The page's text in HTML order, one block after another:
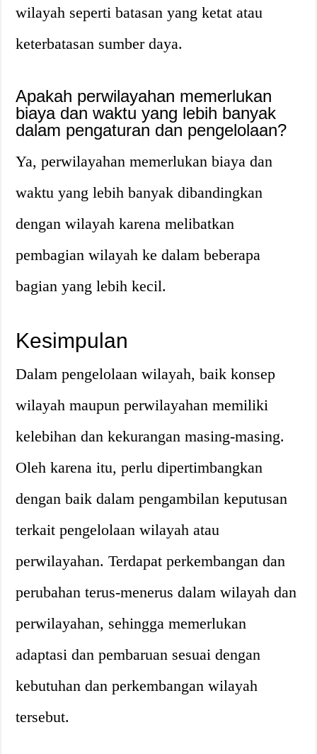
wilayah seperti batasan yang ketat atau
keterbatasan sumber daya.
Apakah perwilayahan memerlukan
biaya dan waktu yang lebih banyak
dalam pengaturan dan pengelolaan?
Ya, perwilayahan memerlukan biaya dan
waktu yang lebih banyak dibandingkan
dengan wilayah karena melibatkan
pembagian wilayah ke dalam beberapa
bagian yang lebih kecil.
Kesimpulan
Dalam pengelolaan wilayah, baik konsep
wilayah maupun perwilayahan memiliki
kelebihan dan kekurangan masing-masing.
Oleh karena itu, perlu dipertimbangkan
dengan baik dalam pengambilan keputusan
terkait pengelolaan wilayah atau
perwilayahan. Terdapat perkembangan dan
perubahan terus-menerus dalam wilayah dan
perwilayahan, sehingga memerlukan
adaptasi dan pembaruan sesuai dengan
kebutuhan dan perkembangan wilayah
tersebut.